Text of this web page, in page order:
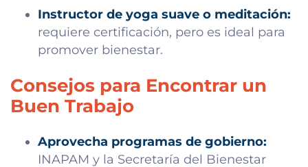
Instructor de yoga suave o meditación:
requiere certificación, pero es ideal para
promover bienestar.
Consejos para Encontrar un
Buen Trabajo
Aprovecha programas de gobierno:
INAPAM y la Secretaría del Bienestar